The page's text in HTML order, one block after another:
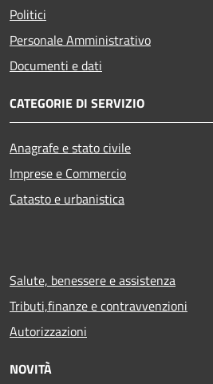
Politici
Personale Amministrativo
Documenti e dati
CATEGORIE DI SERVIZIO
Anagrafe e stato civile
Imprese e Commercio
Catasto e urbanistica
Salute, benessere e assistenza
Tributi,finanze e contravvenzioni
Autorizzazioni
NOVITÀ